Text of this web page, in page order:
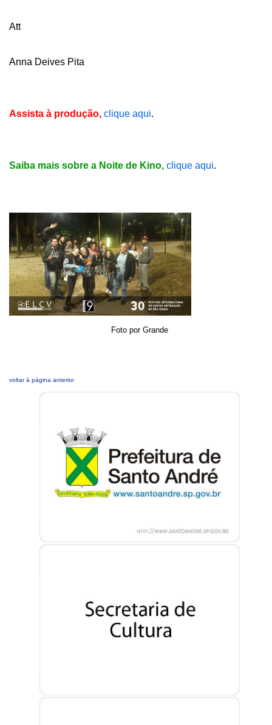
Att
Anna Deives Pita
Assista à produção, clique aqui.
Saiba mais sobre a Noite de Kino, clique aqui.
Foto por Grande
voltar à página anterior